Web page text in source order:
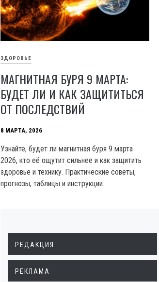
ЗДОРОВЬЕ
МАГНИТНАЯ БУРЯ 9 МАРТА:
БУДЕТ ЛИ И КАК ЗАЩИТИТЬСЯ
ОТ ПОСЛЕДСТВИЙ
8 МАРТА, 2026
Узнайте, будет ли магнитная буря 9 марта
2026, кто её ощутит сильнее и как защитить
здоровье и технику. Практические советы,
прогнозы, таблицы и инструкции.
РЕДАКЦИЯ
РЕКЛАМА